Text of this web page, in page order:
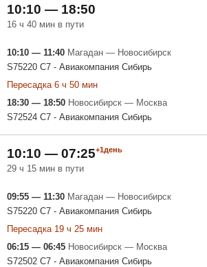
10:10 — 18:50
16 ч 40 мин в пути
10:10 — 11:40 Магадан — Новосибирск
S75220 С7 - Авиакомпания Сибирь
Пересадка 6 ч 50 мин
18:30 — 18:50 Новосибирск — Москва
S72524 С7 - Авиакомпания Сибирь
10:10 — 07:25+1день
29 ч 15 мин в пути
09:55 — 11:30 Магадан — Новосибирск
S75220 С7 - Авиакомпания Сибирь
Пересадка 19 ч 25 мин
06:15 — 06:45 Новосибирск — Москва
S72502 С7 - Авиакомпания Сибирь